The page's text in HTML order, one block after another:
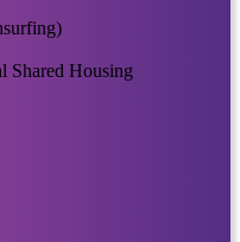
Shared Housing